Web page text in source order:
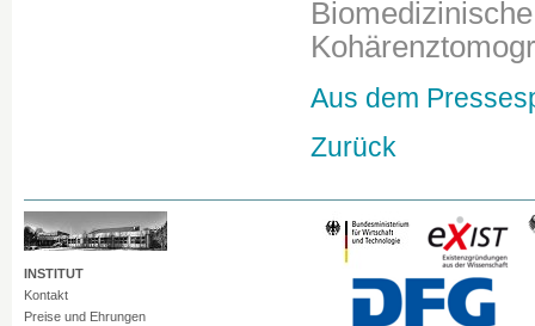
Aus dem
Zurück
INSTITUT
Kontakt
Preise und Ehrungen